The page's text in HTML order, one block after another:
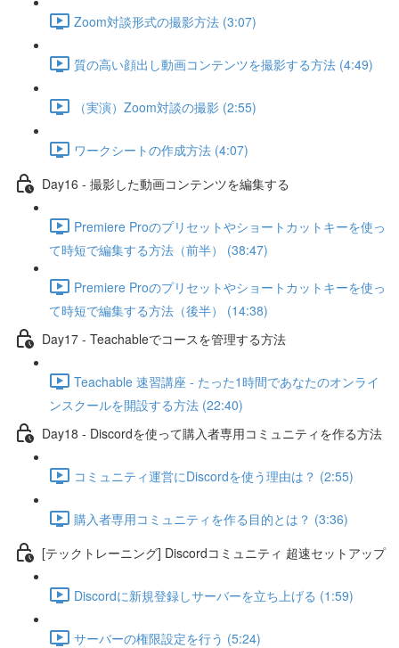
Zoom対談形式の撮影方法 (3:07)
質の高い顔出し動画コンテンツを撮影する方法 (4:49)
（実演）Zoom対談の撮影 (2:55)
ワークシートの作成方法 (4:07)
Day16 - 撮影した動画コンテンツを編集する
Premiere Proのプリセットやショートカットキーを使っ
て時短で編集する方法（前半） (38:47)
Premiere Proのプリセットやショートカットキーを使っ
て時短で編集する方法（後半） (14:38)
Day17 - Teachableでコースを管理する方法
Teachable 速習講座 - たった1時間であなたのオンライ
ンスクールを開設する方法 (22:40)
Day18 - Discordを使って購入者専用コミュニティを作る方法
コミュニティ運営にDiscordを使う理由は？ (2:55)
購入者専用コミュニティを作る目的とは？ (3:36)
[テックトレーニング] Discordコミュニティ 超速セットアップ
Discordに新規登録しサーバーを立ち上げる (1:59)
サーバーの権限設定を行う (5:24)